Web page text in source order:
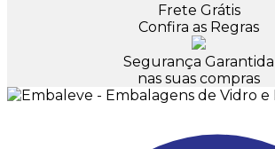
Frete Grátis
Confira as Regras
Segurança Garantida
nas suas compras